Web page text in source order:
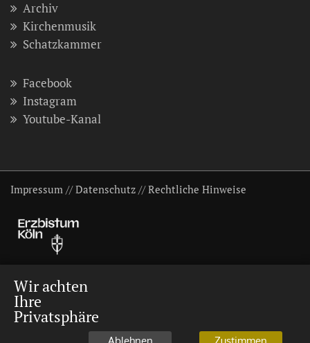
Archiv
Kirchenmusik
Schatzkammer
Facebook
Instagram
Youtube-Kanal
Impressum //Datenschutz //Rechtliche Hinweise
Wir achten
Ihre
Privatsphäre